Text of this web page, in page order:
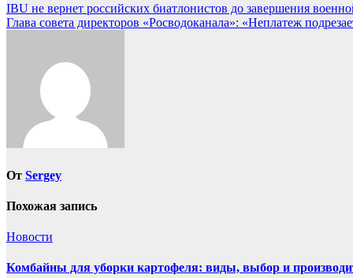
Навигация
по
IBU не вернет российских биатлонистов до завершения
Глава совета директоров «Росводоканала»: «Неплатеж
От Sergey
Похожая запись
Новости
Комбайны для уборки картофеля: виды, выбор и